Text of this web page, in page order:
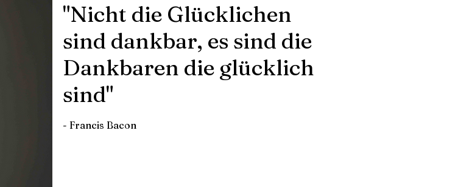
"Nicht die Glücklichen
sind dankbar, es sind die
Dankbaren die glücklich
sind"
- Francis Bacon